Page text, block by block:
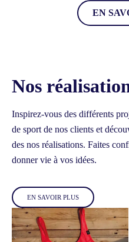
GRAVURE
EN
Nos
Inspirez-vous des différents
de sport de nos clients et
des nos réalisations. Faites
donner vie à vos idées.
EN SAVOIR PLUS